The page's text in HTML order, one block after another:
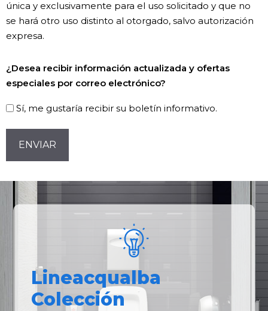
única y exclusivamente para el uso solicitado y que no
se hará otro uso distinto al otorgado, salvo autorización
expresa.
¿Desea recibir información actualizada y ofertas
especiales por correo electrónico?
Sí, me gustaría recibir su boletín informativo.
CAPTCHA
Lineacqualba
Colección